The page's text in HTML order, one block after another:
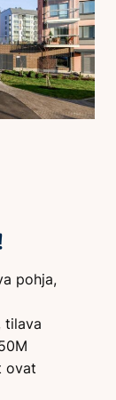
pohja,
tilava
ovat